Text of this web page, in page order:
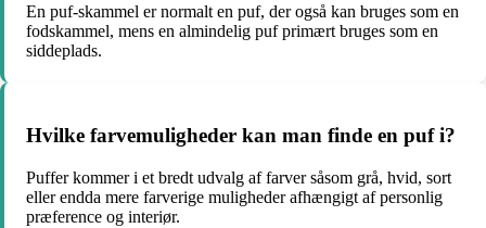
En puf-skammel er normalt en puf, der også kan bruges som en
fodskammel, mens en almindelig puf primært bruges som en
siddeplads.
Hvilke farvemuligheder kan man finde en puf i?
Puffer kommer i et bredt udvalg af farver såsom grå, hvid, sort
eller endda mere farverige muligheder afhængigt af personlig
præference og interiør.